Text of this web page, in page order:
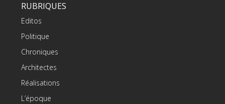
RUBRIQUES
Editos
Politique
Chroniques
Architectes
Réalisations
L’époque